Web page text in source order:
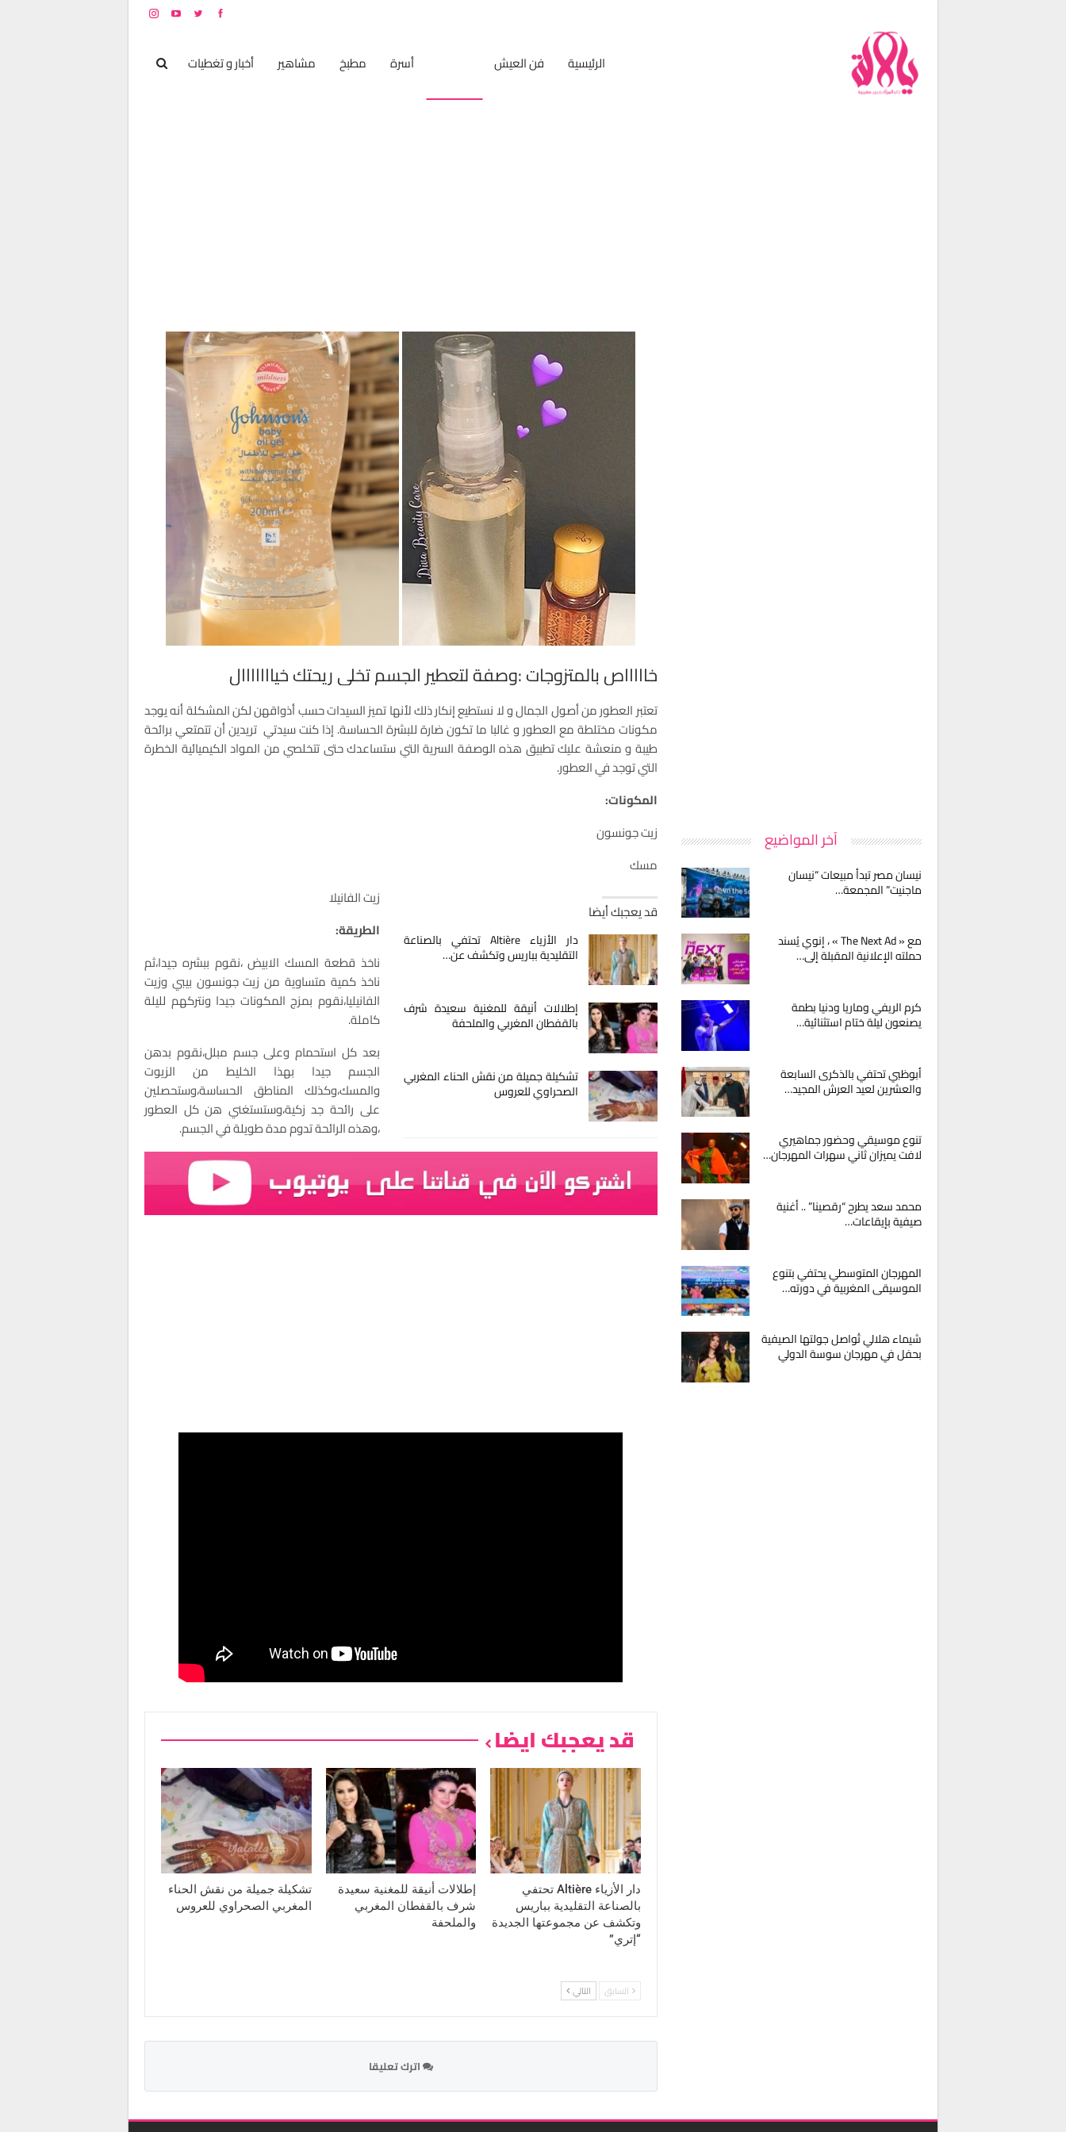
الرئيسية فن العيش أسرة مطبخ مشاهير أخبار و تغطيات
خاااااص بالمتزوجات :وصفة لتعطير الجسم تخلي ريحتك خيااااااال
تعتبر العطور من أصول الجمال و لا نستطيع إنكار ذلك لأنها تميز السيدات حسب أذواقهن لكن المشكلة أنه يوجد
مكونات مختلطة مع العطور و غالبا ما تكون ضارة للبشرة الحساسة. إذاكنت سيدتي تريدين أن تتمتعي برائحة
طيبة و منعشة عليك تطبيق هذه الوصفة السرية التي ستساعدك حتى تتخلصي من المواد الكيميائية الخطرة
التي توجد في العطور.
المكونات:
زيت جونسون
مسك
قد يعجبك أيضا
دار الأزياء Altière تحتفي بالصناعة
التقليدية بباريس وتكشف عن…
إطلالات أنيقة للمغنية سعيدة شرف
بالقفطان المغربي والملحفة
تشكيلة جميلة من نقش الحناء المغربي
الصحراوي للعروس
زيت الفانيلا
الطريقة:
ناخذ قطعة المسك الابيض ،نقوم ببشره جيدا،ثم
ناخذ كمية متساوية من زيت جونسون بيبي وزيت
الفانيليا،نقوم بمزج المكونات جيدا ونتركهم لليلة
كاملة.
بعد كل استحمام وعلى جسم مبلل،نقوم بدهن
الجسم جيدا بهذا الخليط من الزيوت
والمسك،وكذلك المناطق الحساسة،وستحصلين
على رائحة جد زكية،وستستغني هن كل العطور
،وهذه الرائحة تدوم مدة طويلة في الجسم.
قد يعجبك ايضا
دار الأزياء Altière تحتفي
بالصناعة التقليدية بباريس
وتكشف عن مجموعتها الجديدة
“إتري”
إطلالات أنيقة للمغنية سعيدة
شرف بالقفطان المغربي
والملحفة
تشكيلة جميلة من نقش الحناء
المغربي الصحراوي للعروس
السابق التالي
اترك تعليقا
آخر المواضيع
نيسان مصر تبدأ مبيعات “نيسان
ماجنيت” المجمعة…
مع « The Next Ad » ، إنوي يُسند
حملته الإعلانية المقبلة إلى…
كرم الريفي وماريا ودنيا بطمة
يصنعون ليلة ختام استثنائية…
أبوظبي تحتفي بالذكرى السابعة
والعشرين لعيد العرش المجيد…
تنوع موسيقي وحضور جماهيري
لافت يميزان ثاني سهرات المهرجان…
محمد سعد يطرح “رقصينا” .. أغنية
صيفية بإيقاعات…
المهرجان المتوسطي يحتفي بتنوع
الموسيقى المغربية في دورته…
شيماء هلالي تُواصل جولتها الصيفية
بحفل في مهرجان سوسة الدولي